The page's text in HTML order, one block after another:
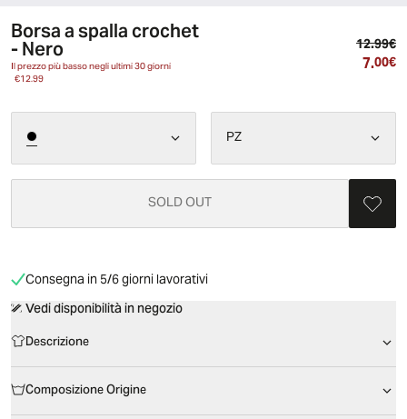
Borsa a spalla crochet
- Nero
Il prezzo più basso negli ultimi 30 giorni
€12.99
12.99€
7.00€
PZ
SOLD OUT
Consegna in 5/6 giorni lavorativi
Vedi disponibilità in negozio
Descrizione
Composizione Origine